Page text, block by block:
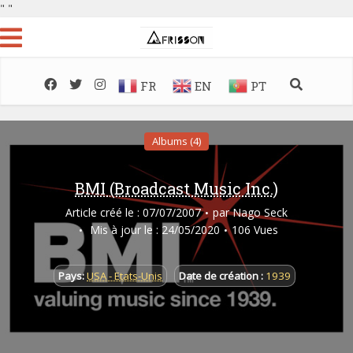
" "
FR EN PT
Albums (4)
BMI (Broadcast Music Inc.)
Article créé le : 07/07/2007 par Nago Seck
Mis à jour le : 24/05/2020
106 Vues
Pays:USA - Etats-Unis Date de création : 1939